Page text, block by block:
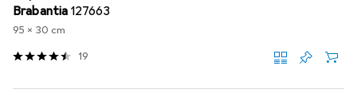
Brabantia 127663
95 x 30 cm
19